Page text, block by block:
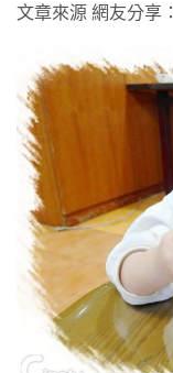
文章來源 網友分享：